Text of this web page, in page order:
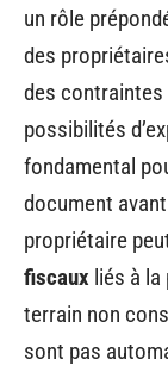
un rôle
des
des
possibilités
fondamental
document
propriétaire
fiscaux liés à la
terrain non
sont pas